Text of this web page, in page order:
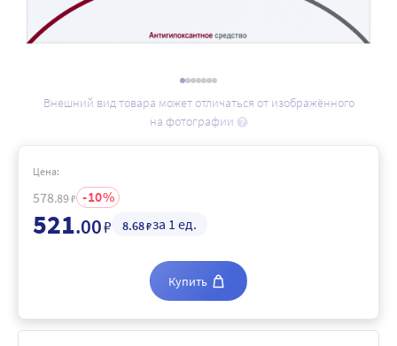
Внешний вид товара может отличаться от изображённого
на фотографии
Цена:
578.89₽ 10
521.00₽ 8.68₽за 1 ед.
Купить